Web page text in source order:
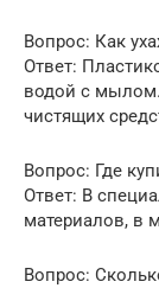
Вопрос: Как
Ответ:
водой с
чистящих
Вопрос: Где
Ответ: В
материалов, в
Вопрос: